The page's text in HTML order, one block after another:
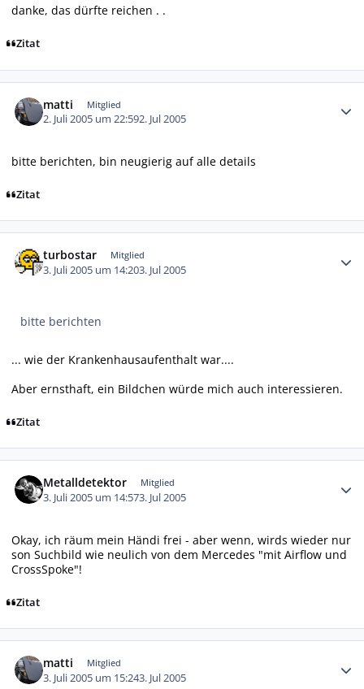
danke, das dürfte reichen . .
Zitat
matti Mitglied
2. Juli 2005 um 22:592. Jul 2005
bitte berichten, bin neugierig auf alle details
Zitat
turbostar Mitglied
3. Juli 2005 um 14:203. Jul 2005
bitte berichten
... wie der Krankenhausaufenthalt war....
Aber ernsthaft, ein Bildchen würde mich auch interessieren.
Zitat
Metalldetektor Mitglied
3. Juli 2005 um 14:573. Jul 2005
Okay, ich räum mein Händi frei - aber wenn, wirds wieder nur
son Suchbild wie neulich von dem Mercedes "mit Airflow und
CrossSpoke"!
Zitat
matti Mitglied
3. Juli 2005 um 15:243. Jul 2005